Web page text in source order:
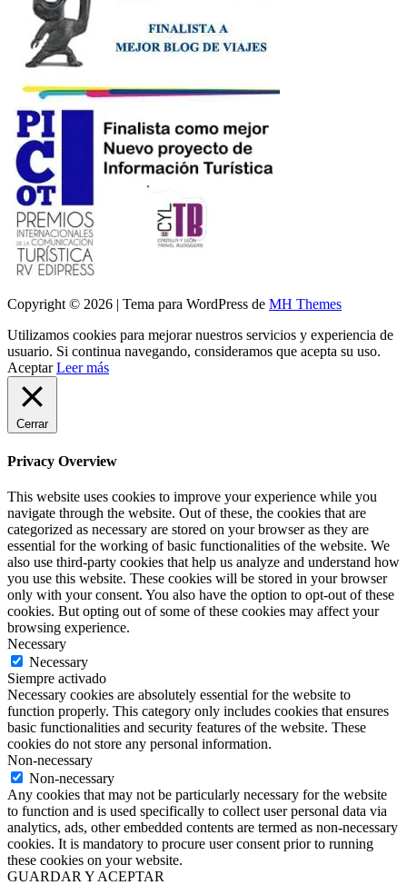
Copyright © 2026 | Tema para WordPress de MH Themes
Utilizamos cookies para mejorar nuestros servicios y experiencia de
usuario. Si continua navegando, consideramos que acepta su uso.
Aceptar Leer más
Cerrar
Privacy Overview
This website uses cookies to improve your experience while you
navigate through the website. Out of these, the cookies that are
categorized as necessary are stored on your browser as they are
essential for the working of basic functionalities of the website. We
also use third-party cookies that help us analyze and understand how
you use this website. These cookies will be stored in your browser
only with your consent. You also have the option to opt-out of these
cookies. But opting out of some of these cookies may affect your
browsing experience.
Necessary
Necessary
Siempre activado
Necessary cookies are absolutely essential for the website to
function properly. This category only includes cookies that ensures
basic functionalities and security features of the website. These
cookies do not store any personal information.
Non-necessary
Non-necessary
Any cookies that may not be particularly necessary for the website
to function and is used specifically to collect user personal data via
analytics, ads, other embedded contents are termed as non-necessary
cookies. It is mandatory to procure user consent prior to running
these cookies on your website.
GUARDAR Y ACEPTAR